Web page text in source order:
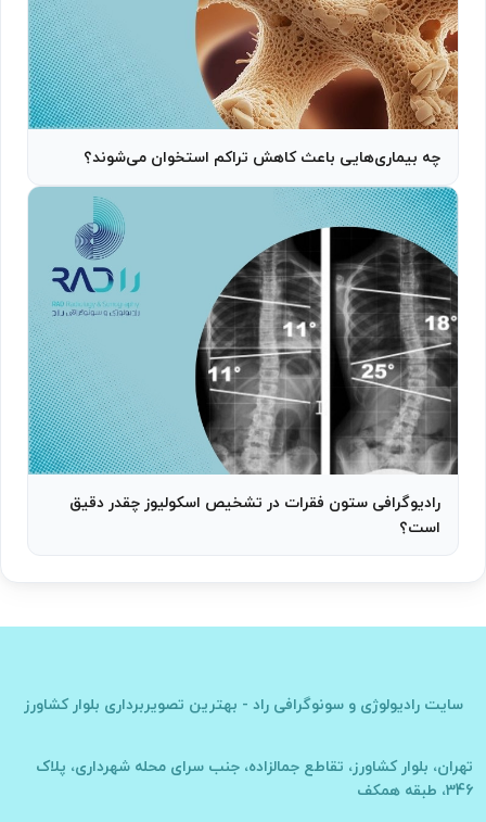
چه بیماری‌هایی باعث کاهش تراکم استخوان می‌شوند؟
رادیوگرافی ستون فقرات در تشخیص اسکولیوز چقدر دقیق
است؟
سایت رادیولوژی و سونوگرافی راد - بهترین تصویربرداری بلوار کشاورز
تهران، بلوار کشاورز، تقاطع جمالزاده، جنب سرای محله شهرداری، پلاک
346، طبقه همکف